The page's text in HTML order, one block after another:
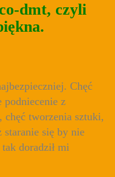
dmt, czyli
Chęć
podniecenie z
chęć tworzenia sztuki,
staranie się by nie
doradził mi